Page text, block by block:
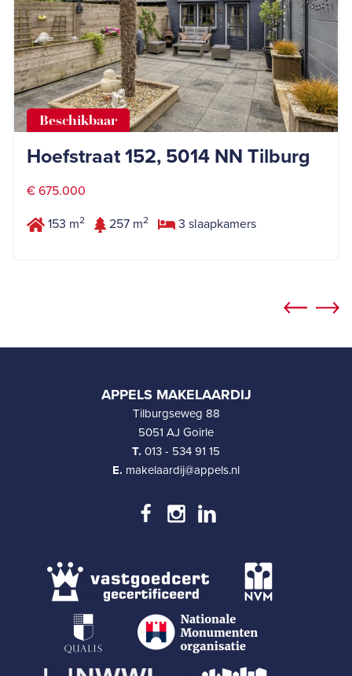
Beschikbaar
Hoefstraat 152, 5014 NN Tilburg
€ 675.000
153 m2 257 m2 3 slaapkamers
APPELS MAKELAARDIJ
Tilburgseweg 88
5051 AJ Goirle
T. 013 - 534 91 15
E. makelaardij@appels.nl